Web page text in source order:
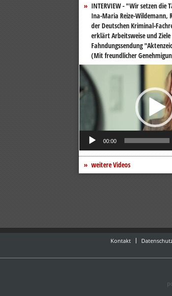
INTERVIEW - "Wir setzen die
Ina-Maria Reize-Wildemann,
der Deutschen Kriminal-
erklärt Arbeitsweise und
Fahndungssendung
(Mit freundlicher
Video-
Player
00:00
weitere Videos
Kontakt